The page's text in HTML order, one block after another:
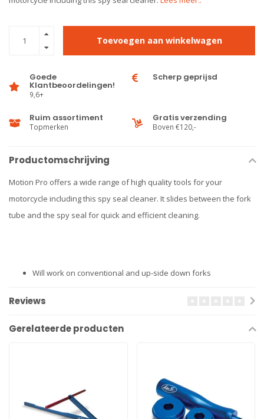
Toevoegen aan winkelwagen
Goede
Klantbeoordelingen!
9,6+
Scherp geprijsd
Ruim assortiment
Topmerken
Gratis verzending
Boven €120,-
Productomschrijving
Motion Pro offers a wide range of high quality tools for your
motorcycle including this spy seal cleaner. It slides between the fork
tube and the spy seal for quick and efficient cleaning.
Will work on conventional and up-side down forks
Reviews
Gerelateerde producten